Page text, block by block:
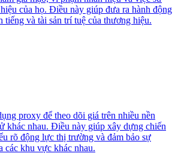
của họ. Điều này giúp đưa ra hành động
tiếng và tài sản trí tuệ của thương hiệu.
proxy để theo dõi giá trên nhiều nền
khác nhau. Điều này giúp xây dựng chiến
rõ động lực thị trường và đảm bảo sự
các khu vực khác nhau.